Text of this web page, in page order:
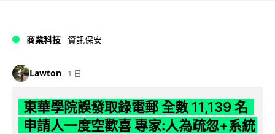
商業科技 資訊保安
Lawton 1 日
東華學院誤發取錄電郵 全數 11,139 名
申請人一度空歡喜 專家:人為疏忽+系統